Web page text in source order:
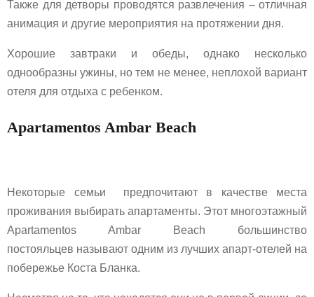
Также для детворы проводятся развлечения – отличная
анимация и другие мероприятия на протяжении дня.
Хорошие завтраки и обеды, однако несколько
однообразны ужины, но тем не менее, неплохой вариант
отеля для отдыха с ребенком.
Apartamentos Ambar Beach
Некоторые семьи предпочитают в качестве места
проживания выбирать апартаменты. Этот многоэтажный
Apartamentos Ambar Beach большинство
постояльцев называют одним из лучших апарт-отелей на
побережье Коста Бланка.